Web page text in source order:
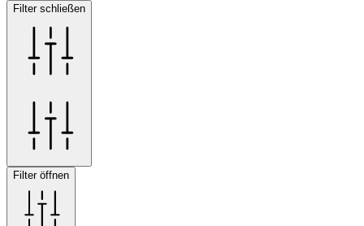
Filter schließen
Filter öffnen